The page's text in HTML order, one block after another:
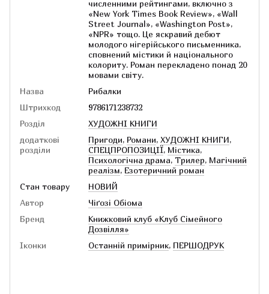
численними рейтингами, включно з
«New York Times Book Review», «Wall
Street Journal», «Washington Post»,
«NPR» тощо. Це яскравий дебют
молодого нігерійського письменника,
сповнений містики й національного
колориту. Роман перекладено понад 20
мовами світу.
Назва
Рибалки
Штрихкод
9786171238732
Розділ
ХУДОЖНІ КНИГИ
додаткові
розділи
Пригоди, Романи, ХУДОЖНІ КНИГИ,
СПЕЦПРОПОЗИЦІЇ, Містика,
Психологічна драма, Трилер, Магічний
реалізм, Езотеричний роман
Стан товару
НОВИЙ
Автор
Чіґозі Обіома
Бренд
Книжковий клуб «Клуб Сімейного
Дозвілля»
Іконки
Останній примірник, ПЕРШОДРУК